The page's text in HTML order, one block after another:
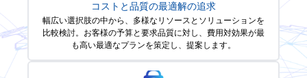
コストと品質の最適解の追求
幅広い選択肢の中から、多様なリソースとソリューションを
比較検討。お客様の予算と要求品質に対し、費用対効果が最
も高い最適なプランを策定し、提案します。